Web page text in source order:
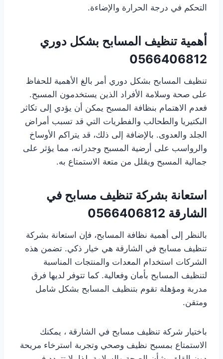
التحكم في درجة الحرارة والإضاءة.
أهمية تنظيف المسابح بشكل دوري
0566406812
تنظيف المسابح بشكل دوري أمر بالغ الأهمية للحفاظ
على صحة وسلامة الأفراد الذين يستخدمون المسبح.
فعدم الاهتمام بنظافة المسبح يمكن أن يؤدي إلى تكاثر
البكتيريا والطحالب والفطريات التي قد تسبب أمراض
الجلد والعدوى. بالإضافة إلى ذلك، قد يتراكم الأوساخ
والرواسب على أرضية المسبح وجدرانه، مما يؤثر على
جمالية المسبح ويقلل من متعة الاستمتاع به.
استعانة بشركة تنظيف مسابح في
الشارقة 0566406812
بالنظر إلى أهمية نظافة المسابح، فإن استعانة بشركة
تنظيف مسابح في الشارقة هي خيار ذكي. تضمن هذه
الشركات استخدام المعدات والمنتجات المناسبة
لتنظيف المسابح بأمان وفعالية. كما تتوفر لديها فرق
مدربة ومؤهلة تقوم بتنظيف المسابح بشكل شامل
ومتقن.
باختيار شركة تنظيف مسابح في الشارقة ، يمكنك
الاستمتاع بمسبح نظيف وصحي وتجربة استرخاء مريحة